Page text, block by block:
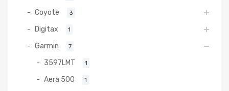
Coyote 3
Digitax 1
Garmin 7
3597LMT 1
Aera 500 1